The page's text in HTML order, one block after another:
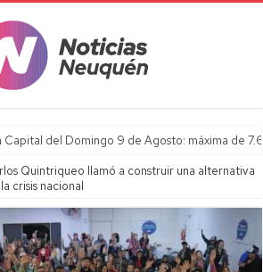
Capital del Domingo 9 de Agosto: máxima de
Quintriqueo llamó a construir una alternativa
crisis nacional